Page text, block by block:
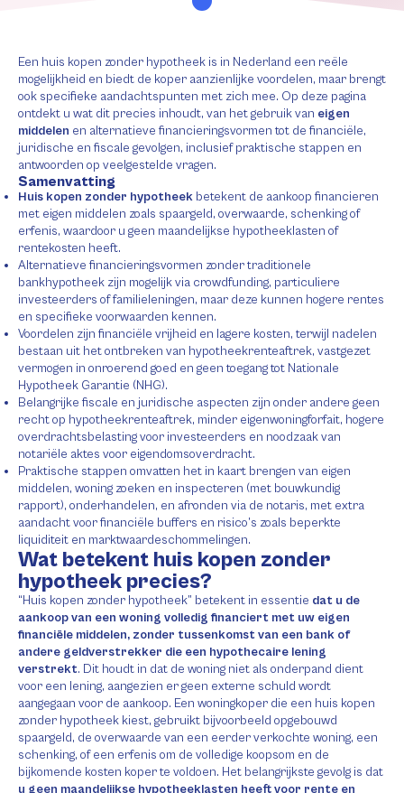
Een huis kopen zonder hypotheek is in Nederland een reële
mogelijkheid en biedt de koper aanzienlijke voordelen, maar brengt
ook specifieke aandachtspunten met zich mee. Op deze pagina
ontdekt u wat dit precies inhoudt, van het gebruik van eigen
middelen en alternatieve financieringsvormen tot de financiële,
juridische en fiscale gevolgen, inclusief praktische stappen en
antwoorden op veelgestelde vragen.
Samenvatting
Huis kopen zonder hypotheek betekent de aankoop financieren
met eigen middelen zoals spaargeld, overwaarde, schenking of
erfenis, waardoor u geen maandelijkse hypotheeklasten of
rentekosten heeft.
Alternatieve financieringsvormen zonder traditionele
bankhypotheek zijn mogelijk via crowdfunding, particuliere
investeerders of familieleningen, maar deze kunnen hogere rentes
en specifieke voorwaarden kennen.
Voordelen zijn financiële vrijheid en lagere kosten, terwijl nadelen
bestaan uit het ontbreken van hypotheekrenteaftrek, vastgezet
vermogen in onroerend goed en geen toegang tot Nationale
Hypotheek Garantie (NHG).
Belangrijke fiscale en juridische aspecten zijn onder andere geen
recht op hypotheekrenteaftrek, minder eigenwoningforfait, hogere
overdrachtsbelasting voor investeerders en noodzaak van
notariële aktes voor eigendomsoverdracht.
Praktische stappen omvatten het in kaart brengen van eigen
middelen, woning zoeken en inspecteren (met bouwkundig
rapport), onderhandelen, en afronden via de notaris, met extra
aandacht voor financiële buffers en risico’s zoals beperkte
liquiditeit en marktwaardeschommelingen.
Wat betekent huis kopen zonder
hypotheek precies?
“Huis kopen zonder hypotheek” betekent in essentie dat u de
aankoop van een woning volledig financiert met uw eigen
financiële middelen, zonder tussenkomst van een bank of
andere geldverstrekker die een hypothecaire lening
verstrekt. Dit houdt in dat de woning niet als onderpand dient
voor een lening, aangezien er geen externe schuld wordt
aangegaan voor de aankoop. Een woningkoper die een huis kopen
zonder hypotheek kiest, gebruikt bijvoorbeeld opgebouwd
spaargeld, de overwaarde van een eerder verkochte woning, een
schenking, of een erfenis om de volledige koopsom en de
bijkomende kosten koper te voldoen. Het belangrijkste gevolg is dat
u geen maandelijkse hypotheeklasten heeft voor rente en